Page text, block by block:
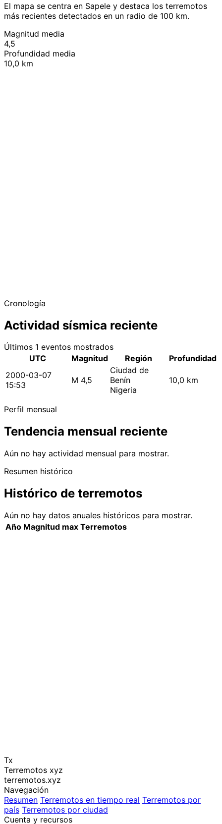
El mapa se centra en Sapele y destaca los terremotos
más recientes detectados en un radio de 100 km.
Magnitud media
4,5
Profundidad media
10,0 km
Cronología
Actividad sísmica reciente
Últimos 1 eventos mostrados
UTC
Magnitud Región
Profundidad
2000-03-07
15:53
M 4,5
Ciudad de
Benín
Nigeria
10,0 km
Perfil mensual
Tendencia mensual reciente
Aún no hay actividad mensual para mostrar.
Resumen histórico
Histórico de terremotos
Aún no hay datos anuales históricos para mostrar.
Año Magnitud max Terremotos
Tx
Terremotos xyz
terremotos.xyz
Navegación
Resumen Terremotos en tiempo real Terremotos por
país Terremotos por ciudad
Cuenta y recursos